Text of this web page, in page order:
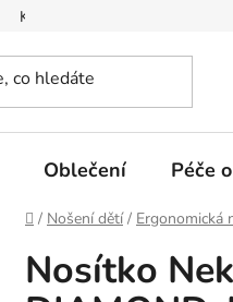
Kontakty na prodejny
Oblečení Péče
Domů
/ Nošení dětí / Ergonomická
Nosítko